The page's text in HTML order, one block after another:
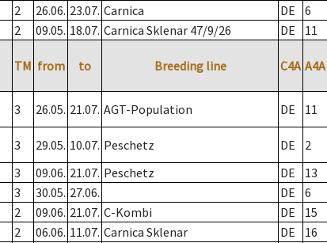
2 26.06. 23.07. Carnica DE 6
2 09.05. 18.07. Carnica Sklenar 47/9/26 DE 11
TM from to Breeding line C4A A4A
3 26.05. 21.07. AGT-Population DE 11
3 29.05. 10.07. Peschetz DE 2
3 09.06. 21.07. Peschetz DE 13
3 30.05. 27.06. DE 6
2 09.06. 21.07. C-Kombi DE 15
2 06.06. 11.07. Carnica Sklenar DE 16